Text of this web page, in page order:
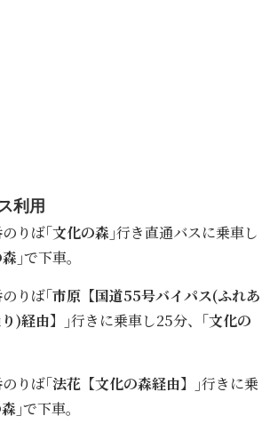
利用
りば｢文化の森｣行き直通バスに乗車し
｣で下車。
りば｢市原【国道55号バイパス(ふれあ
)経由】｣行きに乗車し25分、 ｢文化の
りば｢法花【文化の森経由】｣行きに乗
｣で下車。